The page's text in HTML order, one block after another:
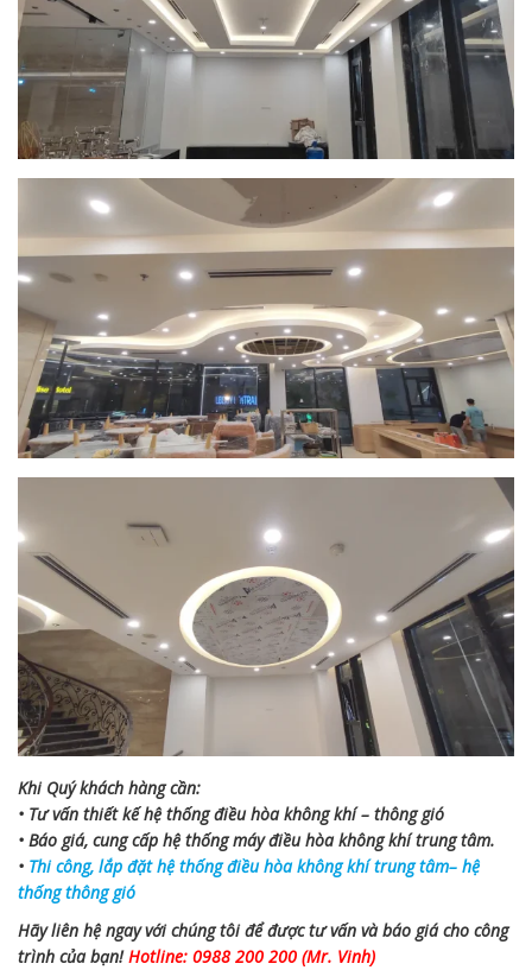
Khi Quý khách hàng cần:
• Tư vấn thiết kế hệ thống điều hòa không khí – thông gió
• Báo giá, cung cấp hệ thống máy điều hòa không khí trung tâm.
• Thi công, lắp đặt hệ thống điều hòa không khí trung tâm– hệ
thống thông gió
Hãy liên hệ ngay với chúng tôi để được tư vấn và báo giá cho công
trình của bạn!Hotline: 0988 200 200 (Mr. Vinh)